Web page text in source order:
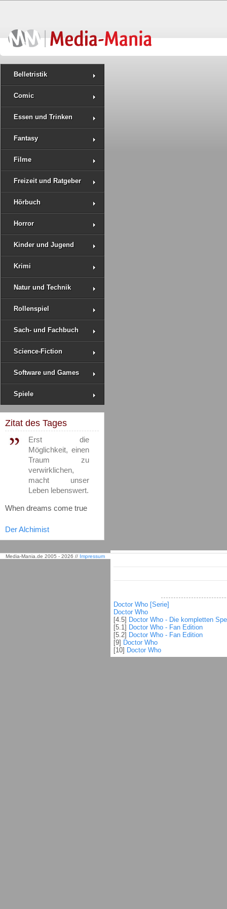
Belletristik
Comic
Essen und Trinken
Fantasy
Filme
Freizeit und Ratgeber
Hörbuch
Horror
Kinder und Jugend
Krimi
Natur und Technik
Rollenspiel
Sach- und Fachbuch
Science-Fiction
Software und Games
Spiele
Zitat des Tages
Erst die
Möglichkeit, einen
Traum zu
verwirklichen,
macht unser
Leben lebenswert.
When dreams come true
Der Alchimist
Doctor Who [Serie]
Doctor Who
[4.5] Doctor Who - Die kompletten
[5.1] Doctor Who - Fan Edition
[5.2] Doctor Who - Fan Edition
[9] Doctor Who
[10] Doctor Who
Media-Mania.de 2005 - 2026 // Impressum